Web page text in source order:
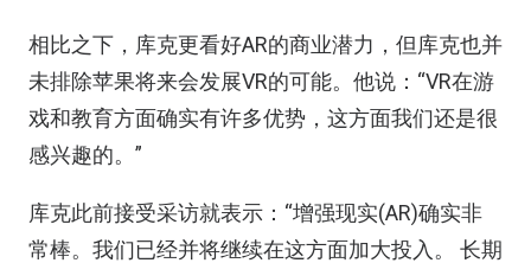
相比之下，库克更看好AR的商业潜力，但库克也并
未排除苹果将来会发展VR的可能。他说：“VR在游
戏和教育方面确实有许多优势，这方面我们还是很
感兴趣的。”
库克此前接受采访就表示：“增强现实(AR)确实非
常棒。我们已经并将继续在这方面加大投入。 长期